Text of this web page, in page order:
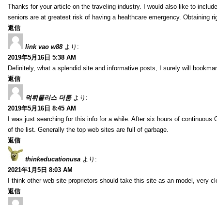
Thanks for your article on the traveling industry. I would also like to
seniors are at greatest risk of having a healthcare emergency. Obtaining
返信
link vao w88 より:
2019年5月16日 5:38 AM
Definitely, what a splendid site and informative posts, I surely will
返信
먹튀폴리스 더룸 より:
2019年5月16日 8:45 AM
I was just searching for this info for a while. After six hours of
of the list. Generally the top web sites are full of garbage.
返信
thinkeducationusa より:
2021年1月5日 8:03 AM
I think other web site proprietors should take this site as an model, very
返信